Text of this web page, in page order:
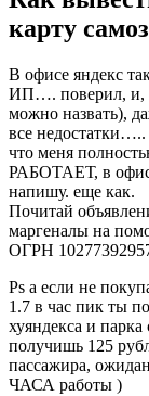
карту
В офисе яндекс
ИП…. поверил, и,
можно назвать),
все недостатки…..
что меня
РАБОТАЕТ, в
напишу. еще как.
Почитай
маргеналы на
ОГРН
Ps а если не
1.7 в час пик ты
хуяндекса и
получишь 125
пассажира,
ЧАСА работы )